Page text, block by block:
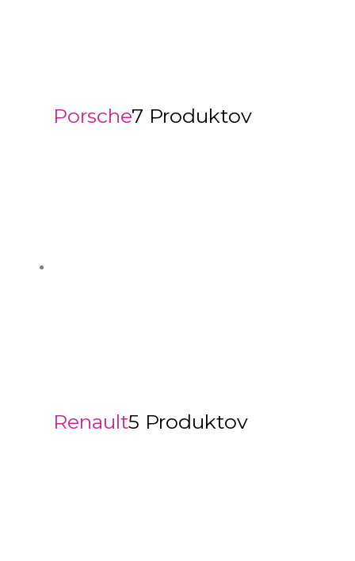
Porsche7 Produktov
Renault5 Produktov